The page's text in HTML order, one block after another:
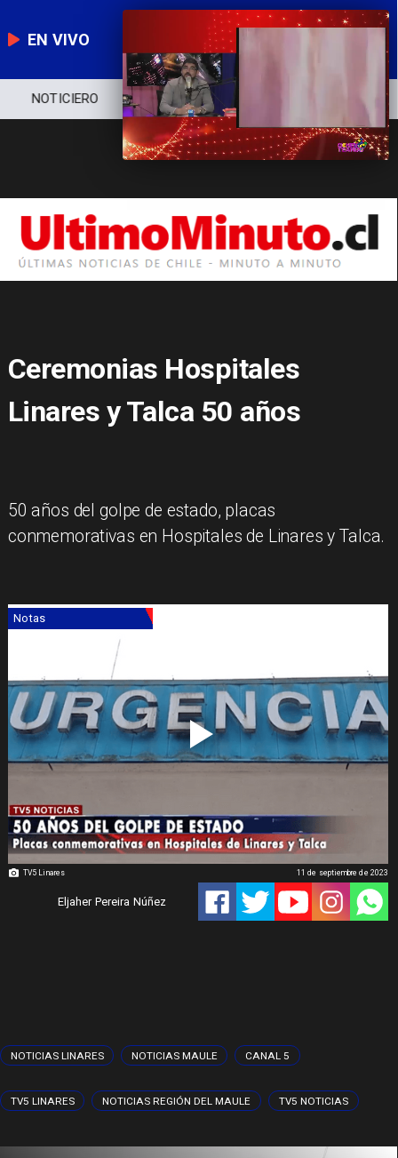
EN VIVO
NOTICIERO POLÍTICA
Ceremonias Hospitales
Linares y Talca 50 años
​50 años del golpe de estado, placas
conmemorativas en Hospitales de Linares y Talca.
TV5 Linares
Notas
Eljaher Pereira Núñez
11 de septiembre de 2023
NOTICIAS LINARES NOTICIAS MAULE CANAL 5
TV5 LINARES NOTICIAS REGIÓN DEL MAULE TV5 NOTICIAS